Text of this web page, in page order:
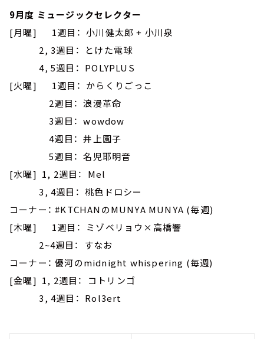
9月度 ミュージックセレクター
[月曜] 1週目： 小川健太郎 + 小川泉
2, 3週目： とけた電球
4, 5週目： POLYPLUS
[火曜] 1週目： からくりごっこ
2週目： 浪漫革命
3週目： wowdow
4週目： 井上園子
5週目： 名児耶明音
[水曜] 1, 2週目： Mel
3, 4週目： 桃色ドロシー
コーナー： #KTCHANのMUNYA MUNYA (毎週)
[木曜] 1週目： ミゾベリョウ×高橋響
2~4週目： すなお
コーナー： 優河のmidnight whispering (毎週)
[金曜] 1, 2週目： コトリンゴ
3, 4週目： Rol3ert